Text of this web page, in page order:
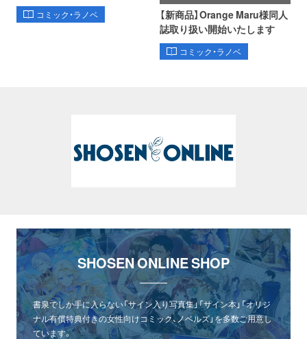
コミック・ラノベ
【新商品】Orange Maru様同人
誌取り扱い開始いたします
コミック・ラノベ
SHOSEN ONLINE SHOP
書泉でしか手に入らない「サイン入り写真集」「サイン本」「オリジ
ナル有償特典付きの女性向けコミック、ノベルズ」を多数ご用意し
ています。